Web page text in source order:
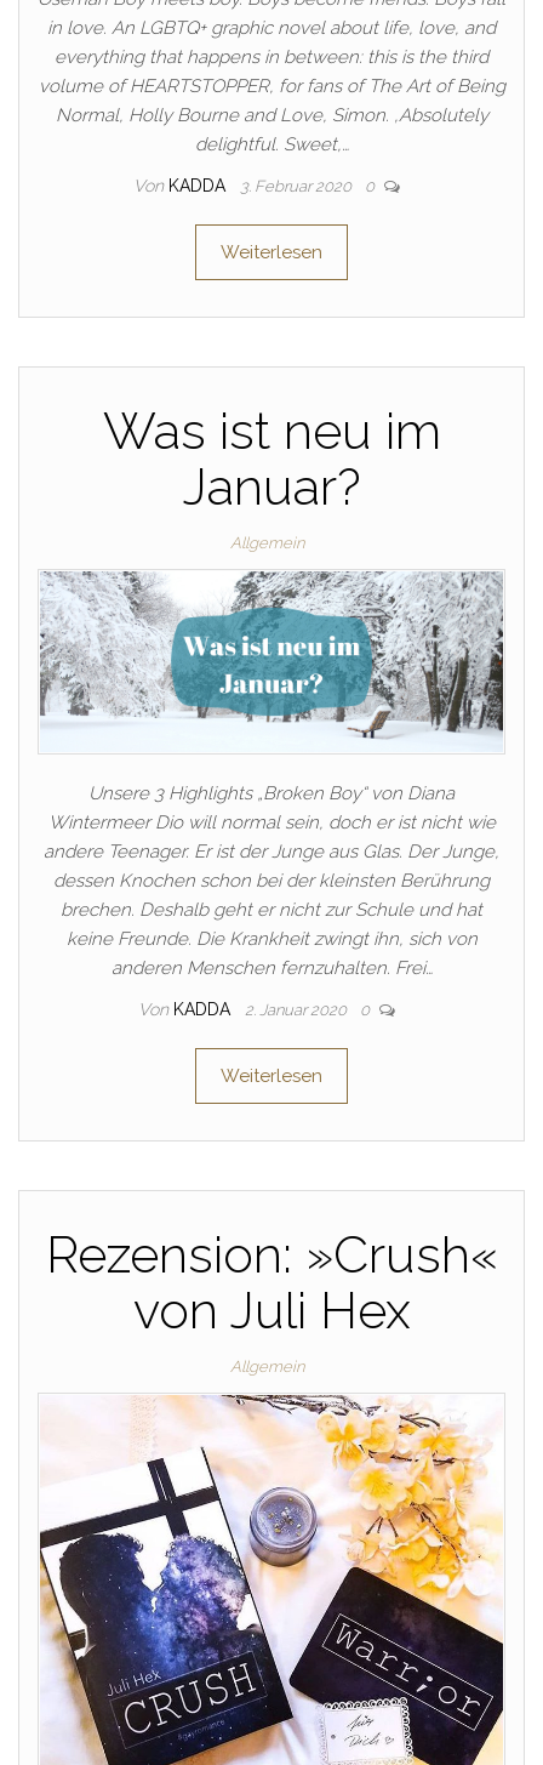
in love. An LGBTQ+ graphic novel about life, love, and
everything that happens in between: this is the third
volume of HEARTSTOPPER, for fans of The Art of Being
Normal, Holly Bourne and Love, Simon. ‚Absolutely
delightful. Sweet,…
Von KADDA 3. Februar 2020 0
Weiterlesen
Was ist neu im
Januar?
Allgemein
Unsere 3 Highlights „Broken Boy“ von Diana
Wintermeer Dio will normal sein, doch er ist nicht wie
andere Teenager. Er ist der Junge aus Glas. Der Junge,
dessen Knochen schon bei der kleinsten Berührung
brechen. Deshalb geht er nicht zur Schule und hat
keine Freunde. Die Krankheit zwingt ihn, sich von
anderen Menschen fernzuhalten. Frei…
Von KADDA 2. Januar 2020 0
Weiterlesen
Rezension: »Crush«
von Juli Hex
Allgemein